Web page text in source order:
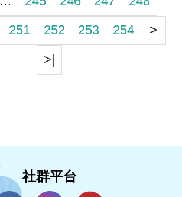
251 252 253 254
>
>|
社群平台